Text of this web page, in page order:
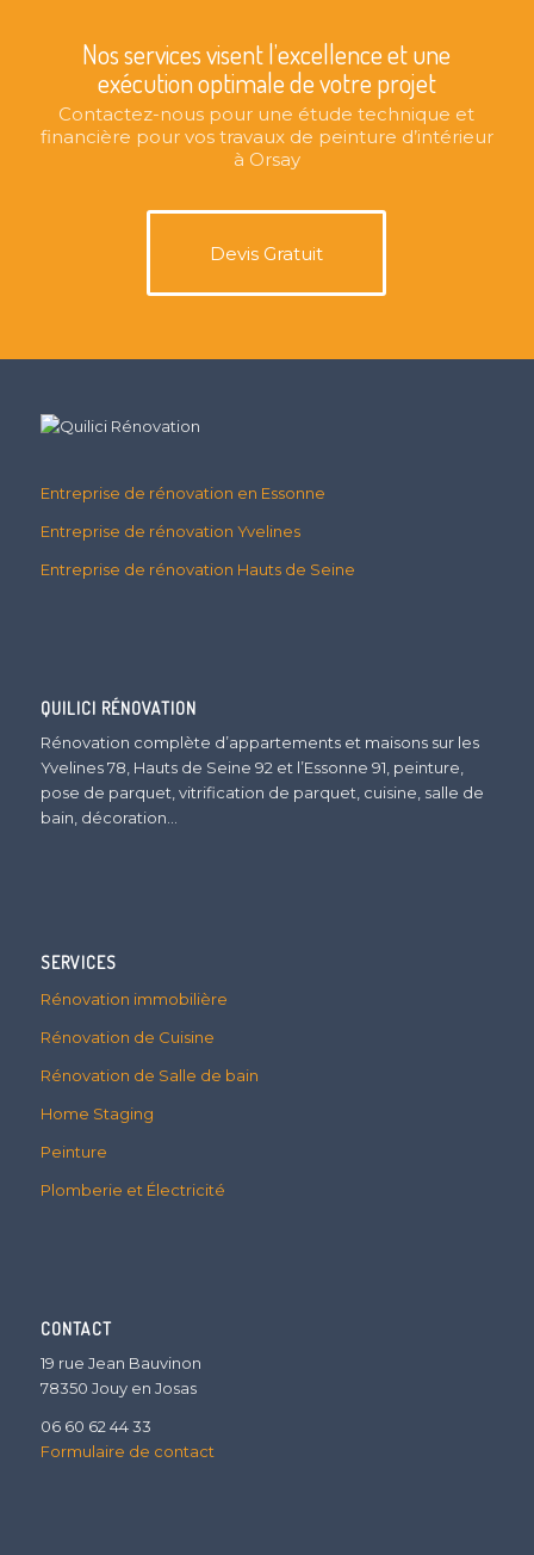
Nos services visent l’excellence et une
exécution optimale de votre projet
Contactez-nous pour une étude technique et
financière pour vos travaux de peinture d’intérieur
à Orsay
Devis Gratuit
Entreprise de rénovation en Essonne
Entreprise de rénovation Yvelines
Entreprise de rénovation Hauts de Seine
QUILICI RÉNOVATION
Rénovation complète d’appartements et maisons sur les
Yvelines 78, Hauts de Seine 92 et l’Essonne 91, peinture,
pose de parquet, vitrification de parquet, cuisine, salle de
bain, décoration…
SERVICES
Rénovation immobilière
Rénovation de Cuisine
Rénovation de Salle de bain
Home Staging
Peinture
Plomberie et Électricité
CONTACT
19 rue Jean Bauvinon
78350 Jouy en Josas
06 60 62 44 33
Formulaire de contact